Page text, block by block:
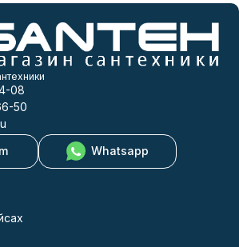
08
50
Whatsapp